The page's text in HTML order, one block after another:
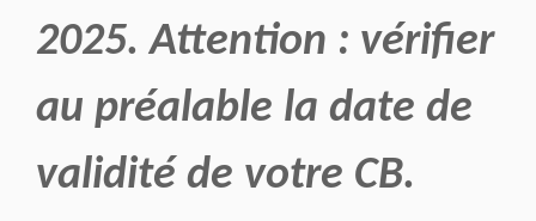
2025. Attention : vérifier
au préalable la date de
validité de votre CB.